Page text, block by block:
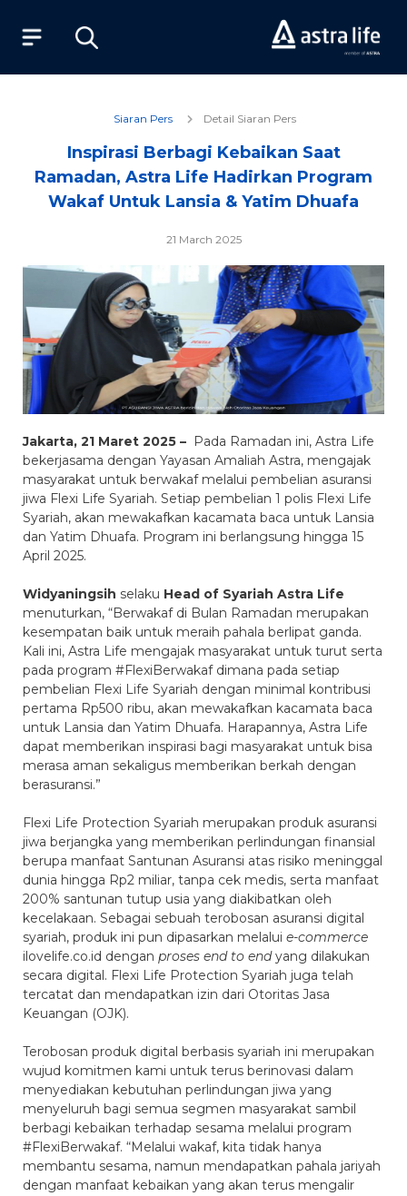
Layanan
Tentang Kami
Beli Online
MyAstraLife
BSG
Siaran Pers Detail Siaran Pers
Inspirasi Berbagi Kebaikan Saat
Ramadan, Astra Life Hadirkan Program
Wakaf Untuk Lansia & Yatim Dhuafa
21 March 2025
Jakarta, 21 Maret 2025 – Pada Ramadan ini, Astra Life
bekerjasama dengan Yayasan Amaliah Astra, mengajak
masyarakat untuk berwakaf melalui pembelian asuransi
jiwa Flexi Life Syariah. Setiap pembelian 1 polis Flexi Life
Syariah, akan mewakafkan kacamata baca untuk Lansia
dan Yatim Dhuafa. Program ini berlangsung hingga 15
April 2025.
Widyaningsih selaku Head of Syariah Astra Life
menuturkan, “Berwakaf di Bulan Ramadan merupakan
kesempatan baik untuk meraih pahala berlipat ganda.
Kali ini, Astra Life mengajak masyarakat untuk turut serta
pada program #FlexiBerwakaf dimana pada setiap
pembelian Flexi Life Syariah dengan minimal kontribusi
pertama Rp500 ribu, akan mewakafkan kacamata baca
untuk Lansia dan Yatim Dhuafa. Harapannya, Astra Life
dapat memberikan inspirasi bagi masyarakat untuk bisa
merasa aman sekaligus memberikan berkah dengan
berasuransi.”
Flexi Life Protection Syariah merupakan produk asuransi
jiwa berjangka yang memberikan perlindungan finansial
berupa manfaat Santunan Asuransi atas risiko meninggal
dunia hingga Rp2 miliar, tanpa cek medis, serta manfaat
200% santunan tutup usia yang diakibatkan oleh
kecelakaan. Sebagai sebuah terobosan asuransi digital
syariah, produk ini pun dipasarkan melalui e-commerce
ilovelife.co.id dengan proses end to endyang dilakukan
secara digital. Flexi Life Protection Syariah juga telah
tercatat dan mendapatkan izin dari Otoritas Jasa
Keuangan (OJK).
Terobosan produk digital berbasis syariah ini merupakan
wujud komitmen kami untuk terus berinovasi dalam
menyediakan kebutuhan perlindungan jiwa yang
menyeluruh bagi semua segmen masyarakat sambil
berbagi kebaikan terhadap sesama melalui program
#FlexiBerwakaf. “Melalui wakaf, kita tidak hanya
membantu sesama, namun mendapatkan pahala jariyah
dengan manfaat kebaikan yang akan terus mengalir